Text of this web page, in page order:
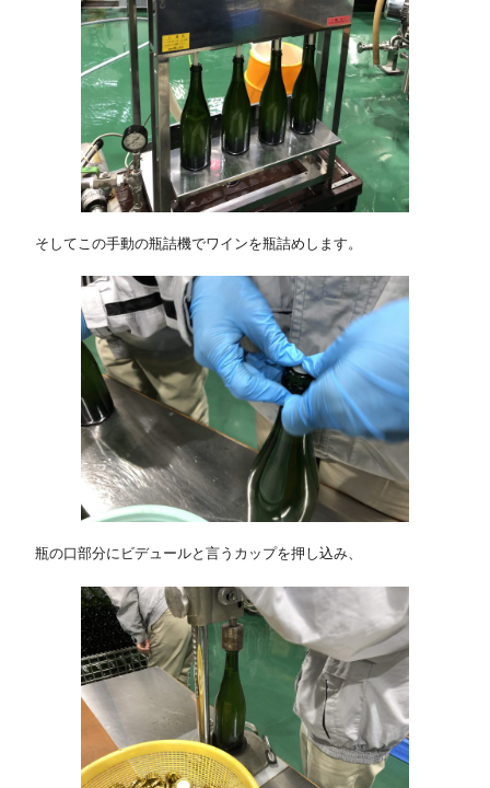
そしてこの手動の瓶詰機でワインを瓶詰めします。
瓶の口部分にビデュールと言うカップを押し込み、